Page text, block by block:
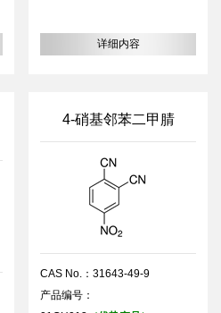
详细内容
4-硝基邻苯二甲腈
CAS No.：31643-49-9
产品编号：